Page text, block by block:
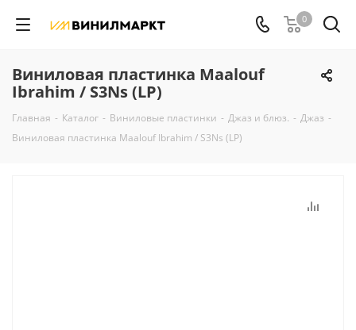
0
Виниловая пластинка Maalouf
Ibrahim / S3Ns (LP)
Главная - Каталог - Виниловые пластинки - Джаз и блюз. - Джаз -
Виниловая пластинка Maalouf Ibrahim / S3Ns (LP)